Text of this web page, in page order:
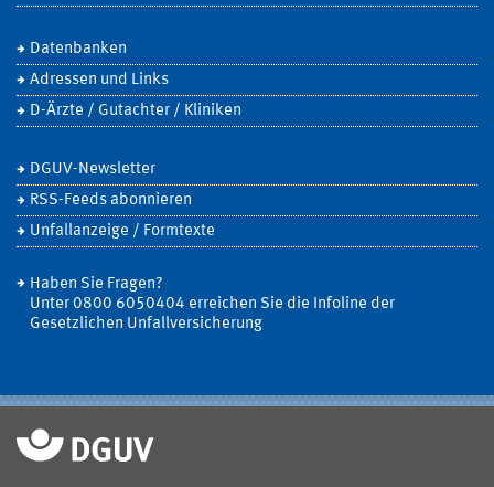
Datenbanken
Adressen und Links
D-Ärzte / Gutachter / Kliniken
DGUV-Newsletter
RSS-Feeds abonnieren
Unfallanzeige / Formtexte
Haben Sie Fragen?
Unter 0800 6050404 erreichen Sie die Infoline der
Gesetzlichen Unfallversicherung